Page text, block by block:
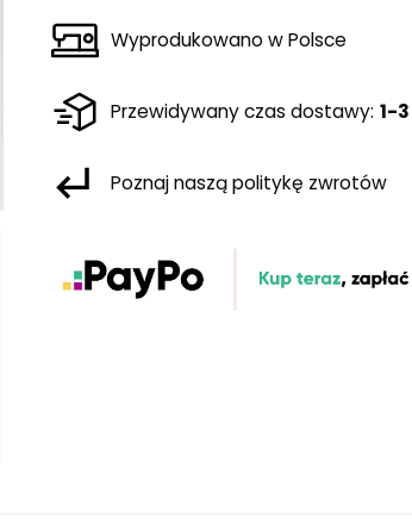
Wyprodukowano w Polsce
Przewidywany czas dostawy: 1-
Poznaj naszą politykę zwrotów